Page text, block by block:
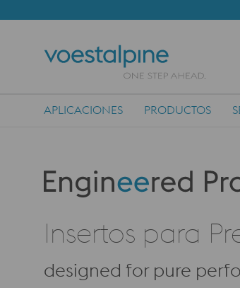
APLICACIONES PRODUCTOS
Produktkategorie: Engineered
Insertos para
designed for pure